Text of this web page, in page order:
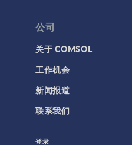
公司
关于 COMSOL
工作机会
新闻报道
联系我们
登录